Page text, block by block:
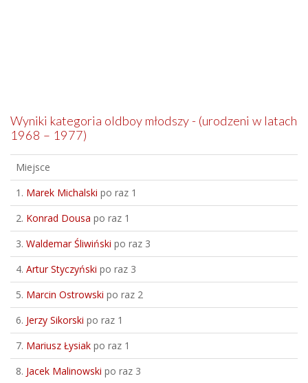
Wyniki kategoria oldboy młodszy - (urodzeni w latach
1968 – 1977)
Miejsce
1. Marek Michalski po raz 1
2. Konrad Dousa po raz 1
3. Waldemar Śliwiński po raz 3
4. Artur Styczyński po raz 3
5. Marcin Ostrowski po raz 2
6. Jerzy Sikorski po raz 1
7. Mariusz Łysiak po raz 1
8. Jacek Malinowski po raz 3